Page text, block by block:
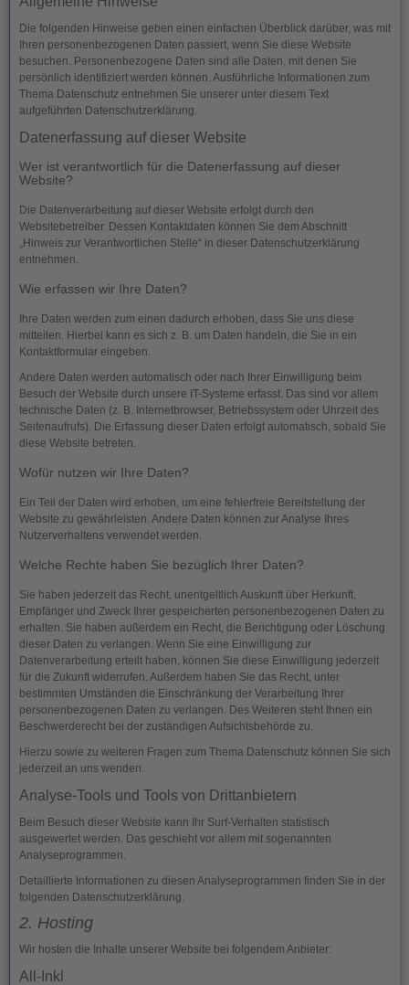
Die folgenden Hinweise geben einen einfachen Überblick darüber, was mit
Ihren personenbezogenen Daten passiert, wenn Sie diese Website
besuchen. Personenbezogene Daten sind alle Daten, mit denen Sie
persönlich identifiziert werden können. Ausführliche Informationen zum
Thema Datenschutz entnehmen Sie unserer unter diesem Text
aufgeführten Datenschutzerklärung.
Datenerfassung auf dieser Website
Wer ist verantwortlich für die Datenerfassung auf dieser
Website?
Die Datenverarbeitung auf dieser Website erfolgt durch den
Websitebetreiber. Dessen Kontaktdaten können Sie dem Abschnitt
„Hinweis zur Verantwortlichen Stelle“ in dieser Datenschutzerklärung
entnehmen.
Wie erfassen wir Ihre Daten?
Ihre Daten werden zum einen dadurch erhoben, dass Sie uns diese
mitteilen. Hierbei kann es sich z. B. um Daten handeln, die Sie in ein
Kontaktformular eingeben.
Andere Daten werden automatisch oder nach Ihrer Einwilligung beim
Besuch der Website durch unsere IT-Systeme erfasst. Das sind vor allem
technische Daten (z. B. Internetbrowser, Betriebssystem oder Uhrzeit des
Seitenaufrufs). Die Erfassung dieser Daten erfolgt automatisch, sobald Sie
diese Website betreten.
Wofür nutzen wir Ihre Daten?
Ein Teil der Daten wird erhoben, um eine fehlerfreie Bereitstellung der
Website zu gewährleisten. Andere Daten können zur Analyse Ihres
Nutzerverhaltens verwendet werden.
Welche Rechte haben Sie bezüglich Ihrer Daten?
Sie haben jederzeit das Recht, unentgeltlich Auskunft über Herkunft,
Empfänger und Zweck Ihrer gespeicherten personenbezogenen Daten zu
erhalten. Sie haben außerdem ein Recht, die Berichtigung oder Löschung
dieser Daten zu verlangen. Wenn Sie eine Einwilligung zur
Datenverarbeitung erteilt haben, können Sie diese Einwilligung jederzeit
für die Zukunft widerrufen. Außerdem haben Sie das Recht, unter
bestimmten Umständen die Einschränkung der Verarbeitung Ihrer
personenbezogenen Daten zu verlangen. Des Weiteren steht Ihnen ein
Beschwerderecht bei der zuständigen Aufsichtsbehörde zu.
Hierzu sowie zu weiteren Fragen zum Thema Datenschutz können Sie sich
jederzeit an uns wenden.
Analyse-Tools und Tools von Dritt­anbietern
Beim Besuch dieser Website kann Ihr Surf-Verhalten statistisch
ausgewertet werden. Das geschieht vor allem mit sogenannten
Analyseprogrammen.
Detaillierte Informationen zu diesen Analyseprogrammen finden Sie in der
folgenden Datenschutzerklärung.
2. Hosting
Wir hosten die Inhalte unserer Website bei folgendem Anbieter:
All-Inkl